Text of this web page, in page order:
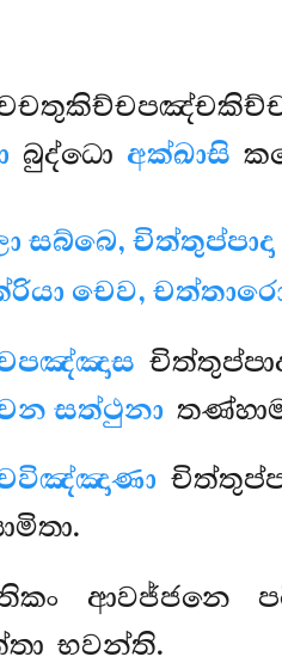
බුද්ධො අක්ඛාසි
සබ්බෙ, චිත්තුප්පාදා
චෙව,
සත්ථුනා
ආවජ්ජනෙ
භවන්ති.